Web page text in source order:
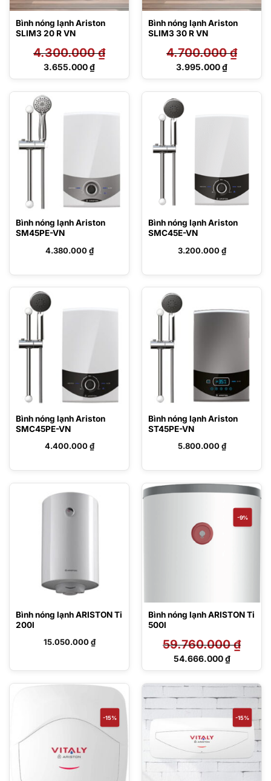
Bình nóng lạnh Ariston
SLIM3 20 R VN
4.300.000₫
Giá
4.300.000 ₫.
3.655.000₫
Giá
3.655.000 ₫.
Bình nóng lạnh Ariston
SLIM3 30 R VN
4.700.000₫
Giá
4.700.000 ₫.
3.995.000₫
Giá
3.995.000 ₫.
Bình nóng lạnh Ariston
SM45PE-VN
4.380.000₫
Bình nóng lạnh Ariston
SMC45E-VN
3.200.000₫
Bình nóng lạnh Ariston
SMC45PE-VN
4.400.000₫
Bình nóng lạnh Ariston
ST45PE-VN
5.800.000₫
Bình nóng lạnh ARISTON Ti
200l
15.050.000₫
-9%
Bình nóng lạnh ARISTON Ti
500l
59.760.000₫
Giá
59.760.000 ₫.
54.666.000₫
Giá
tại
là:
54.666.000 ₫.
-15% -15%